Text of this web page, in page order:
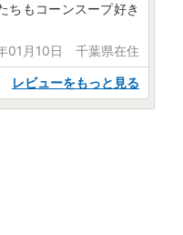
ちもコーンスープ好き
01月10日 千葉県在住
レビューをもっと見る